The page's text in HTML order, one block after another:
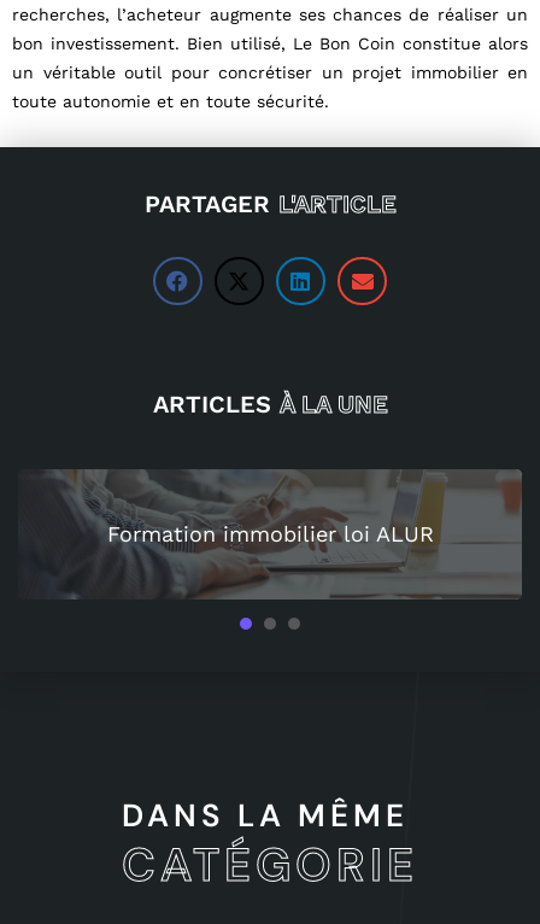
recherches, l’acheteur augmente ses chances de réaliser un
bon investissement. Bien utilisé, Le Bon Coin constitue alors
un véritable outil pour concrétiser un projet immobilier en
toute autonomie et en toute sécurité.
PARTAGER L'ARTICLE
ARTICLES À LA UNE
Formation immobilier loi ALUR
DANS LA MÊME
CATÉGORIE